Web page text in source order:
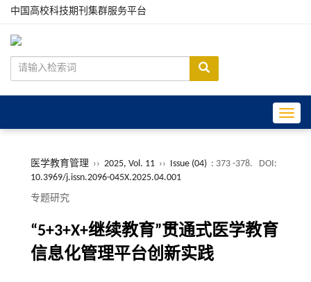
中国高校科技期刊集群服务平台
医学教育管理 ›› 2025, Vol. 11 ›› Issue (04) : 373 -378.
DOI:
10.3969/j.issn.2096-045X.2025.04.001
专题研究
“5+3+X+继续教育”贯通式医学教育
信息化管理平台创新实践